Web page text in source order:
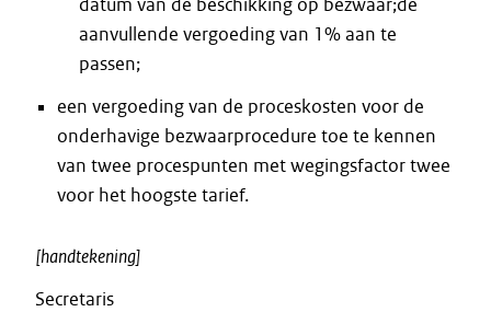
datum van de beschikking op bezwaar;de
aanvullende vergoeding van 1% aan te
passen;
een vergoeding van de proceskosten voor de
onderhavige bezwaarprocedure toe te kennen
van twee procespunten met wegingsfactor twee
voor het hoogste tarief.
[handtekening]
Secretaris